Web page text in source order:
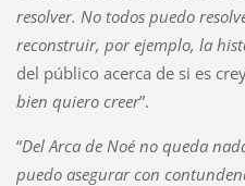
resolver. No todos puedo
reconstruir, por ejemplo, la
del público acerca de si es
bien quiero creer”.
“Del Arca de Noé no queda
puedo asegurar con